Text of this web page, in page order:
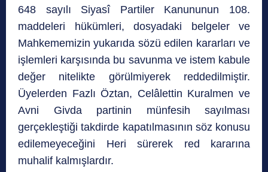
648 sayılı Siyasî Partiler Kanununun 108.
maddeleri hükümleri, dosyadaki belgeler ve
Mahkememizin yukarıda sözü edilen kararları ve
işlemleri karşısında bu savunma ve istem kabule
değer nitelikte görülmiyerek reddedilmiştir.
Üyelerden Fazlı Öztan, Celâlettin Kuralmen ve
Avni Givda partinin münfesih sayılması
gerçekleştiği takdirde kapatılmasının söz konusu
edilemeyeceğini Heri sürerek red kararına
muhalif kalmışlardır.